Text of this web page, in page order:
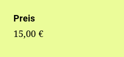
Preis
15,00 €